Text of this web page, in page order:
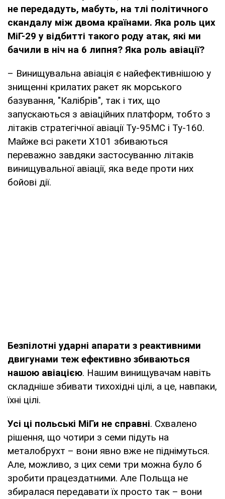
не передадуть, мабуть, на тлі політичного
скандалу між двома країнами. Яка роль цих
МіГ-29 у відбитті такого роду атак, які ми
бачили в ніч на 6 липня? Яка роль авіації?
– Винищувальна авіація є найефективнішою у
знищенні крилатих ракет як морського
базування, "Калібрів", так і тих, що
запускаються з авіаційних платформ, тобто з
літаків стратегічної авіації Ту-95МС і Ту-160.
Майже всі ракети Х101 збиваються
переважно завдяки застосуванню літаків
винищувальної авіації, яка веде проти них
бойові дії.
Безпілотні ударні апарати з реактивними
двигунами теж ефективно збиваються
нашою авіацією. Нашим винищувачам навіть
складніше збивати тихохідні цілі, а це, навпаки,
їхні цілі.
Усі ці польські МіГи не справні. Схвалено
рішення, що чотири з семи підуть на
металобрухт – вони явно вже не піднімуться.
Але, можливо, з цих семи три можна було б
зробити працездатними. Але Польща не
збиралася передавати їх просто так – вони